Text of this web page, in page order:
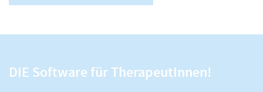
DIE Software für TherapeutInnen!